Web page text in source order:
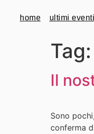
home ultimi eventi
Tag:
Il
Sono
conferma